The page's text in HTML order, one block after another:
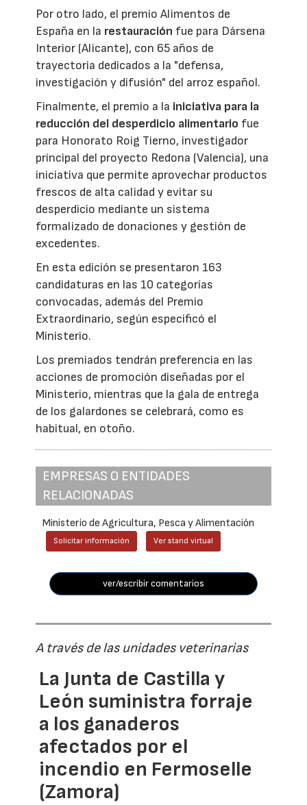
Por otro lado, el premio Alimentos de
España en la restauración fue para Dársena
Interior (Alicante), con 65 años de
trayectoria dedicados a la "defensa,
investigación y difusión" del arroz español.
Finalmente, el premio a la iniciativa para la
reducción del desperdicio alimentario fue
para Honorato Roig Tierno, investigador
principal del proyecto Redona (Valencia), una
iniciativa que permite aprovechar productos
frescos de alta calidad y evitar su
desperdicio mediante un sistema
formalizado de donaciones y gestión de
excedentes.
En esta edición se presentaron 163
candidaturas en las 10 categorías
convocadas, además del Premio
Extraordinario, según especificó el
Ministerio.
Los premiados tendrán preferencia en las
acciones de promoción diseñadas por el
Ministerio, mientras que la gala de entrega
de los galardones se celebrará, como es
habitual, en otoño.
EMPRESAS O ENTIDADES
RELACIONADAS
Ministerio de Agricultura, Pesca y Alimentación
Solicitar información Ver stand virtual
ver/escribir comentarios
A través de las unidades veterinarias
La Junta de Castilla y
León suministra forraje
a los ganaderos
afectados por el
incendio en Fermoselle
(Zamora)